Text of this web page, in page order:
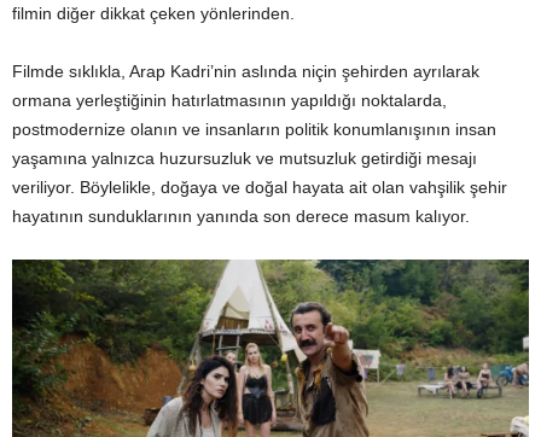
filmin diğer dikkat çeken yönlerinden.
Filmde sıklıkla, Arap Kadri’nin aslında niçin şehirden ayrılarak
ormana yerleştiğinin hatırlatmasının yapıldığı noktalarda,
postmodernize olanın ve insanların politik konumlanışının insan
yaşamına yalnızca huzursuzluk ve mutsuzluk getirdiği mesajı
veriliyor. Böylelikle, doğaya ve doğal hayata ait olan vahşilik şehir
hayatının sunduklarının yanında son derece masum kalıyor.